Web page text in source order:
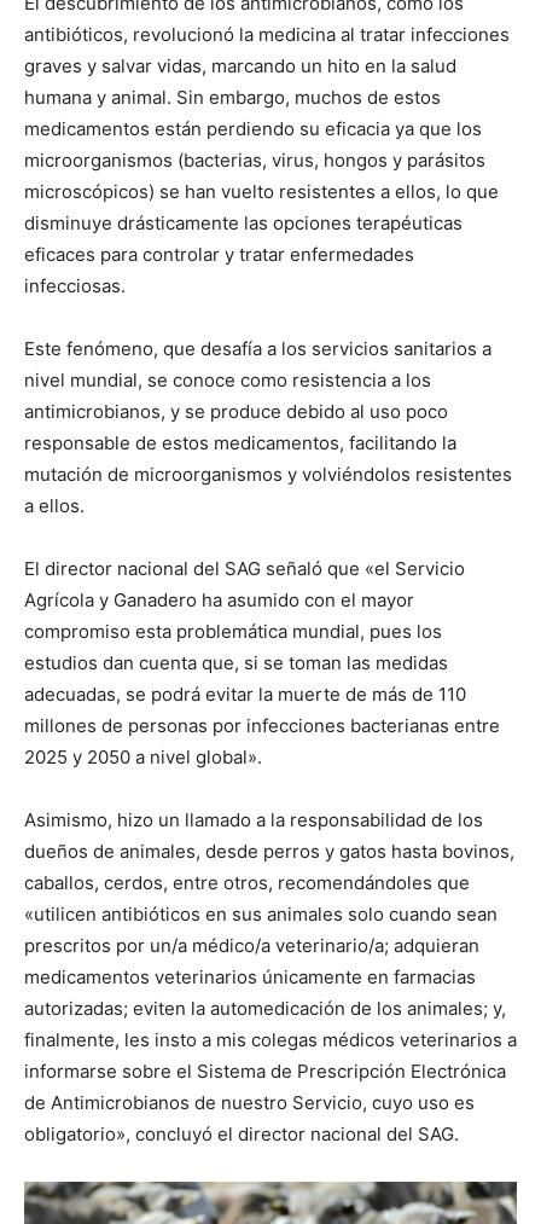
antibióticos, revolucionó la medicina al tratar infecciones
graves y salvar vidas, marcando un hito en la salud
humana y animal. Sin embargo, muchos de estos
medicamentos están perdiendo su eficacia ya que los
microorganismos (bacterias, virus, hongos y parásitos
microscópicos) se han vuelto resistentes a ellos, lo que
disminuye drásticamente las opciones terapéuticas
eficaces para controlar y tratar enfermedades
infecciosas.
Este fenómeno, que desafía a los servicios sanitarios a
nivel mundial, se conoce como resistencia a los
antimicrobianos, y se produce debido al uso poco
responsable de estos medicamentos, facilitando la
mutación de microorganismos y volviéndolos resistentes
a ellos.
El director nacional del SAG señaló que «el Servicio
Agrícola y Ganadero ha asumido con el mayor
compromiso esta problemática mundial, pues los
estudios dan cuenta que, si se toman las medidas
adecuadas, se podrá evitar la muerte de más de 110
millones de personas por infecciones bacterianas entre
2025 y 2050 a nivel global».
Asimismo, hizo un llamado a la responsabilidad de los
dueños de animales, desde perros y gatos hasta bovinos,
caballos, cerdos, entre otros, recomendándoles que
«utilicen antibióticos en sus animales solo cuando sean
prescritos por un/a médico/a veterinario/a; adquieran
medicamentos veterinarios únicamente en farmacias
autorizadas; eviten la automedicación de los animales; y,
finalmente, les insto a mis colegas médicos veterinarios a
informarse sobre el Sistema de Prescripción Electrónica
de Antimicrobianos de nuestro Servicio, cuyo uso es
obligatorio», concluyó el director nacional del SAG.